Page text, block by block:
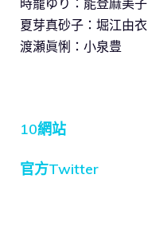
夏芽真砂子：堀江由衣
渡瀬眞悧：小泉豊
10網站
官方Twitter